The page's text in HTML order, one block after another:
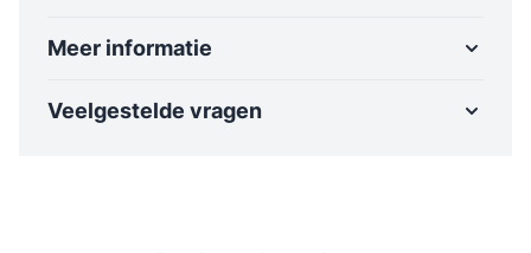
Meer informatie
Veelgestelde vragen